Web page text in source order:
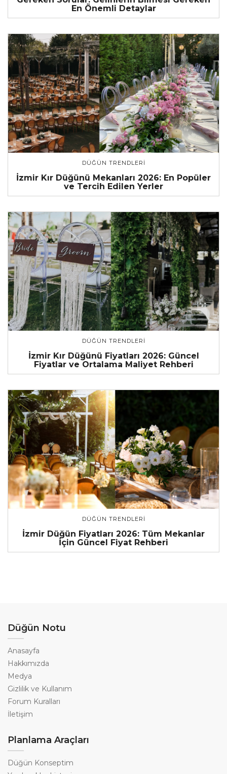
En Önemli Detaylar
DÜĞÜN TRENDLERI
İzmir Kır Düğünü Mekanları 2026: En Popüler
ve Tercih Edilen Yerler
DÜĞÜN TRENDLERI
İzmir Kır Düğünü Fiyatları 2026: Güncel
Fiyatlar ve Ortalama Maliyet Rehberi
DÜĞÜN TRENDLERI
İzmir Düğün Fiyatları 2026: Tüm Mekanlar
İçin Güncel Fiyat Rehberi
Düğün Notu
Anasayfa
Hakkımızda
Medya
Gizlilik ve Kullanım
Forum Kuralları
İletişim
Planlama Araçları
Düğün Konseptim